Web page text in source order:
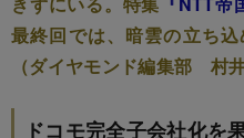
最終回では、暗雲の立ち込
（ダイヤモンド編集部 村井
ドコモ完全子会社化を